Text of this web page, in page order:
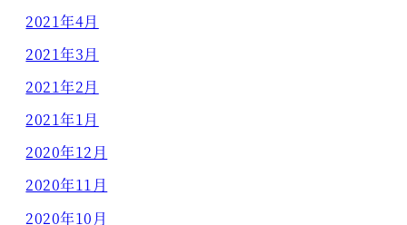
2021年4月
2021年3月
2021年2月
2021年1月
2020年12月
2020年11月
2020年10月